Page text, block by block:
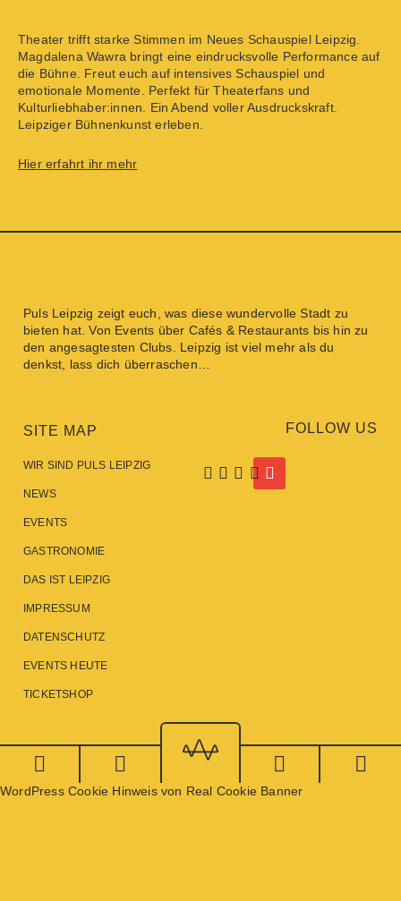
Theater trifft starke Stimmen im Neues Schauspiel Leipzig.
Magdalena Wawra bringt eine eindrucksvolle Performance auf
die Bühne. Freut euch auf intensives Schauspiel und
emotionale Momente. Perfekt für Theaterfans und
Kulturliebhaber:innen. Ein Abend voller Ausdruckskraft.
Leipziger Bühnenkunst erleben.
Hier erfahrt ihr mehr
Puls Leipzig zeigt euch, was diese wundervolle Stadt zu
bieten hat. Von Events über Cafés & Restaurants bis hin zu
den angesagtesten Clubs . Leipzig ist viel mehr als du
denkst, lass dich überraschen…
SITE MAP
WIR SIND PULS LEIPZIG
NEWS
EVENTS
GASTRONOMIE
DAS IST LEIPZIG
IMPRESSUM
DATENSCHUTZ
EVENTS HEUTE
TICKETSHOP
FOLLOW US
WordPress Cookie Hinweis von Real Cookie Banner